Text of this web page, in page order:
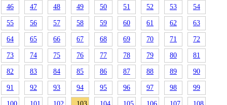
46 47 48 49 50 51 52 53 54
55 56 57 58 59 60 61 62 63
64 65 66 67 68 69 70 71 72
73 74 75 76 77 78 79 80 81
82 83 84 85 86 87 88 89 90
91 92 93 94 95 96 97 98 99